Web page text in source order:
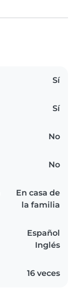
Sí
Sí
No
No
En casa de
la familia
Español
Inglés
16 veces